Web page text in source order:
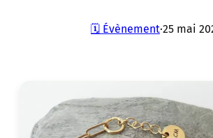
🗓️ Évènement·25 mai